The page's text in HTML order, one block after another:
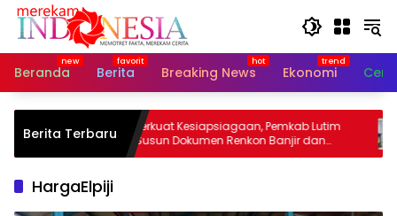
Langsung
Beranda
Berita Breaking News Ekonomi
Berita Terbaru
Jadi
Perkuat Kesiapsiagaan, Pemkab Lutim
Susun Dokumen Renkon Banjir dan
Longsor 2026
HargaElpiji